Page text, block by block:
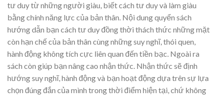
tư duy từ những người giàu, biết cách tư duy và làm giàu
bằng chính năng lực của bản thân. Nội dung quyển sách
hướng dẫn bạn cách tư duy đồng thời thách thức những mặt
còn hạn chế của bản thân cùng những suy nghĩ, thói quen,
hành động không tích cực liên quan đến tiền bạc. Ngoài ra
sách còn giúp bạn nâng cao nhận thức. Nhận thức sẽ định
hướng suy nghĩ, hành động và bạn hoạt động dựa trên sự lựa
chọn đúng đắn của mình trong thời điểm hiện tại, chứ không